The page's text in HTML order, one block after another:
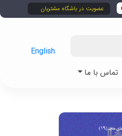
عضویت در باشگاه مشتریان
تماس با ما
English